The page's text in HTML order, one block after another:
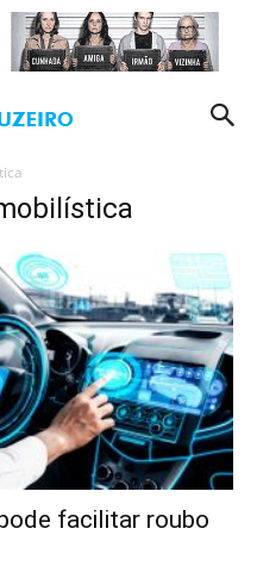
facilitar roubo